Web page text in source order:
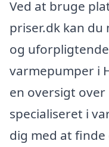
Ved at bruge
priser.dk kan
og
varmepumper i
en oversigt
specialiseret i
dig med at